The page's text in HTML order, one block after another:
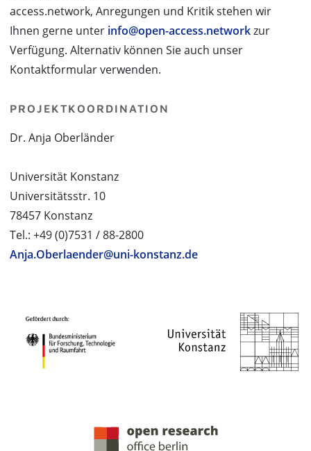
access.network, Anregungen und Kritik stehen wir
Ihnen gerne unter info@open-access.networkzur
Verfügung. Alternativ können Sie auch unser
Kontaktformular verwenden.
PROJEKTKOORDINATION
Dr. Anja Oberländer
Universität Konstanz
Universitätsstr. 10
78457 Konstanz
Tel.: +49 (0)7531 / 88-2800
Anja.Oberlaender@uni-konstanz.de